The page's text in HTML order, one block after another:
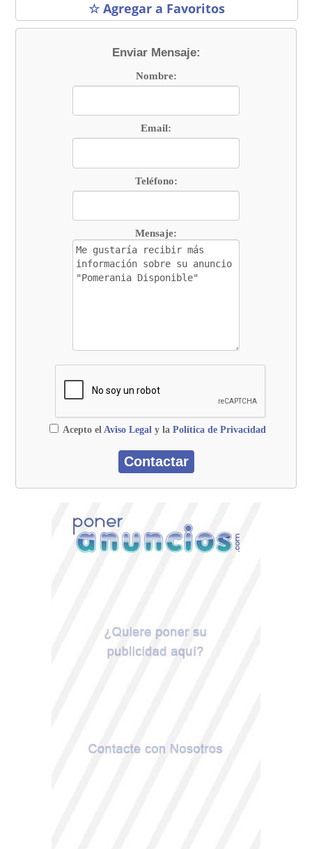
☆ Agregar a Favoritos
Enviar Mensaje:
Nombre:
Email:
Teléfono:
Mensaje:
Acepto el Aviso Legal y la Política de Privacidad